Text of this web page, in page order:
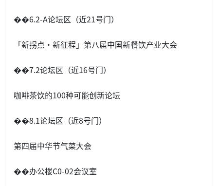
��6.2-A论坛区（近21号门）
「新拐点·新征程」第八届中国新餐饮产业大会
��7.2论坛区（近16号门）
咖啡茶饮的100种可能创新论坛
��8.1论坛区（近8号门）
第四届中华节气菜大会
��办公楼C0-02会议室